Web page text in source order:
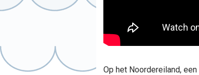
Op het Noordereiland,